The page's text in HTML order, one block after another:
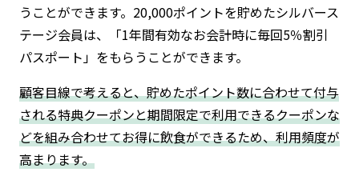
うことができます。20,000ポイントを貯めたシルバース
テージ会員は、「1年間有効なお会計時に毎回5％割引
パスポート」をもらうことができます。
顧客目線で考えると、貯めたポイント数に合わせて付与
される特典クーポンと期間限定で利用できるクーポンな
どを組み合わせてお得に飲食ができるため、利用頻度が
高まります。